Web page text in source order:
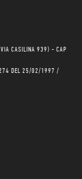
CASILINA 939) - CAP
DEL 25/02/1997 /